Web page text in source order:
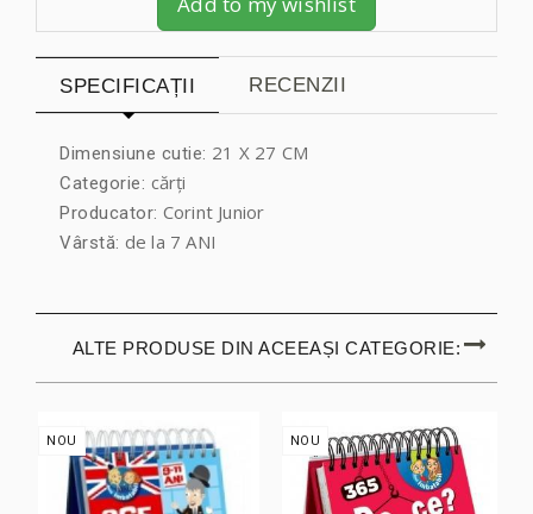
SPECIFICAȚII RECENZII
Dimensiune cutie: 21 X 27 CM
Categorie: cărți
Producator: Corint Junior
Vârstă: de la 7 ANI
ALTE PRODUSE DIN ACEEAȘI CATEGORIE:
NOU NOU